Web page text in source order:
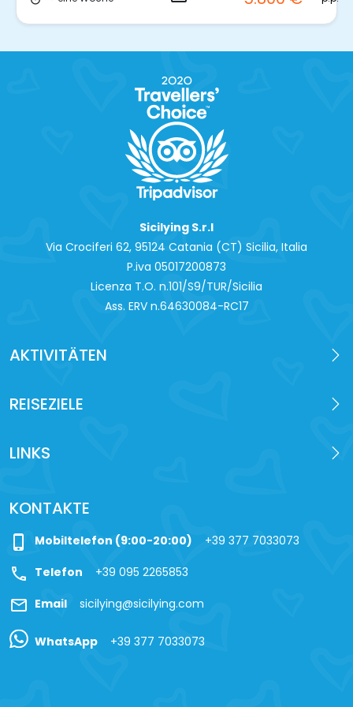
Sicilying S.r.l
Via Crociferi 62, 95124 Catania (CT) Sicilia, Italia
P.iva 0‍5017200873
Licenza T.O. n.101/S9/TUR/Sicilia
Ass. ERV n.64630084-RC17
AKTIVITÄTEN
REISEZIELE
LINKS
KONTAKTE
phone_iphone Mobiltelefon (9:00-20:00) +39 377 7033073
call Telefon +39 095 2265853
mail Email sicilying@sicilying.com
WhatsApp +39 377 7033073